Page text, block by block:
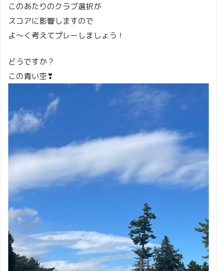
このあたりのクラブ選択が
スコアに影響しますので
よ～く考えてプレーしましょう！
どうですか？
この青い空❣